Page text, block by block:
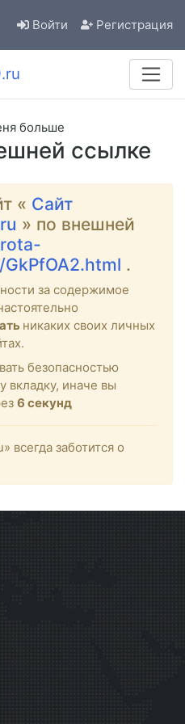
Войти Регистрация
ссылке
больше
« Сайт
» по внешней
.
за содержимое
никаких своих личных
безопасностью
вкладку, иначе вы
6 секунд
всегда заботится о